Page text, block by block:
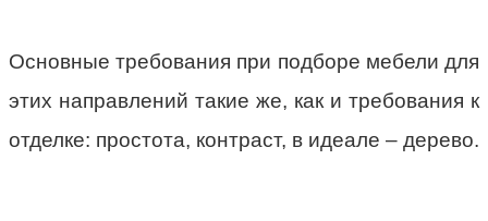
Основные требования при подборе мебели для
этих направлений такие же, как и требования к
отделке: простота, контраст, в идеале – дерево.